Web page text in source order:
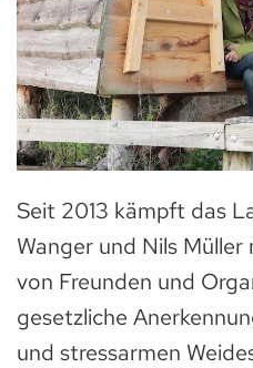
Seit 2013 kämpft das
Wanger und Nils
von Freunden und
gesetzliche
und stressarmen